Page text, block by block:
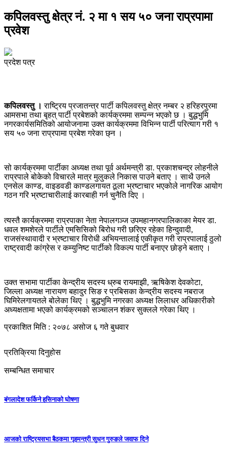
कपिलवस्तु क्षेत्र नं. २ मा १ सय ५० जना राप्रपामा
प्रवेश
प्रदेश पत्र
कपिलवस्तु । राष्ट्रिय प्रजातन्त्र पार्टी कपिलवस्तु क्षेत्र नम्बर २ हरिहरपुरमा
आमसभा तथा बृहत् पार्टी प्रबेशको कार्यक्रममा सम्पन्न भएको छ । बुद्धभुमि
नगरकार्यसमितिको आयोजनामा उक्त कार्यक्रममा विभिन्न पार्टी परित्याग गरी १
सय ५० जना राप्रपामा प्रबेश गरेका छ्न ।
सो कार्यक्रममा पार्टीका अध्यक्ष तथा पूर्व अर्थमन्त्री डा. प्रकाशचन्द्र लोहनीले
राप्रपाले बोकेको विचारले मात्र मुलुकले निकास पाउने बताए । साथै उनले
एनसेल काण्ड, वाइडवडी काण्डलगायत ठूला भ्रष्टाचार भएकोले नागरिक आयोग
गठन गरि भ्रष्टाचारीलाई कारबाही गर्न चुनैति दिए ।
त्यस्तै कार्यक्रममा राप्रपाका नेता नेपालगञ्ज उपमहानगरपालिकाका मेयर डा.
धवल शमशेरले पार्टीले एमसिसिको बिरोध गरी छरिएर रहेका हिन्दुवादी,
राजसंस्थावादी र भ्रष्टाचार विरोधी अभियन्तालाई एकीकृत गरी राप्रपालाई ठुलो
राष्ट्रवादी कांग्रेस र कम्युनिष्ट पार्टीको विकल्प पार्टी बनाएर छोड्ने बताए ।
उक्त सभामा पार्टीका केन्द्रीय सदस्य ध्रुब रायमाझी, ऋषिकेश देवकोटा,
जिल्ला अध्यक्ष नारायण बहादुर सिङ र प्रबिसका केन्द्रीय सदस्य नबराज
घिमिरेलगायतले बोलेका थिए । बुद्धभुमि नगरका अध्यक्ष लिलाधर अधिकारीको
अध्यक्षतामा भएको कार्यक्रमको सञ्चालन शंकर सुक्लले गरेका थिए ।
प्रकाशित मिति : २०७८ असोज ६ गते बुधवार
प्रतिक्रिया दिनुहोस
सम्बन्धित समाचार
बंगलादेश फर्किने हसिनाको घोषणा
आजको राष्ट्रियसभा बैठकमा गृहमन्त्री सुधन गुरुङले जवाफ दिने